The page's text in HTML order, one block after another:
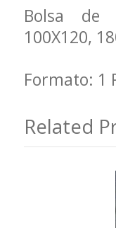
Bolsa de
100X120,
Formato: 1
Related